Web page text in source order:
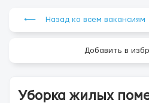
⟵ Назад ко всем вакансиям
Добавить в
Уборка жилых